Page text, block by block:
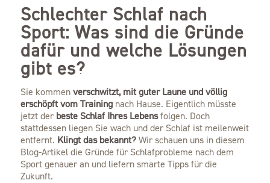
Schlechter Schlaf nach
Sport: Was sind die Gründe
dafür und welche Lösungen
gibt es?
Sie kommenverschwitzt, mit guter Laune und völlig
erschöpft vom Trainingnach Hause. Eigentlich müsste
jetzt der beste Schlaf Ihres Lebensfolgen. Doch
stattdessen liegen Sie wach und der Schlaf ist meilenweit
entfernt. Klingt das bekannt?Wir schauen uns in diesem
Blog-Artikel die Gründe für Schlafprobleme nach dem
Sport genauer an und liefern smarte Tipps für die
Zukunft.